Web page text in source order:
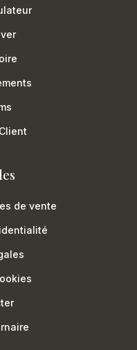
de vente